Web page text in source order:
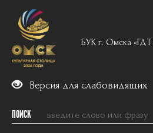
БУК г. Омска
Версия для слабовидящих
ПОИСК